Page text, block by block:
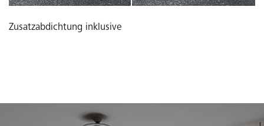
Zusatzabdichtung inklusive